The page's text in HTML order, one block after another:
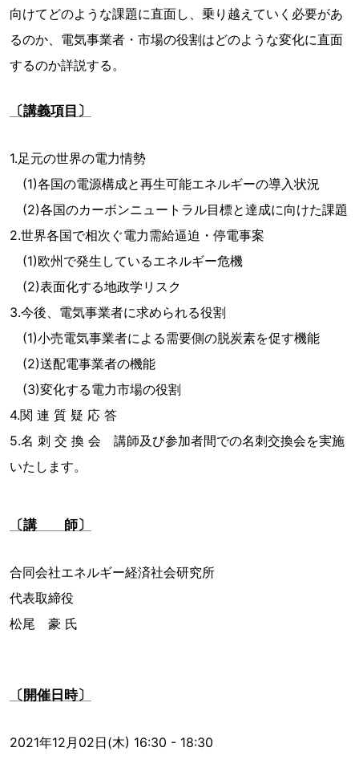
向けてどのような課題に直面し、乗り越えていく必要があ
るのか、電気事業者・市場の役割はどのような変化に直面
するのか詳説する。
〔講義項目〕
1.足元の世界の電力情勢
(1)各国の電源構成と再生可能エネルギーの導入状況
(2)各国のカーボンニュートラル目標と達成に向けた課題
2.世界各国で相次ぐ電力需給逼迫・停電事案
(1)欧州で発生しているエネルギー危機
(2)表面化する地政学リスク
3.今後、電気事業者に求められる役割
(1)小売電気事業者による需要側の脱炭素を促す機能
(2)送配電事業者の機能
(3)変化する電力市場の役割
4.関 連 質 疑 応 答
5.名 刺 交 換 会 講師及び参加者間での名刺交換会を実施
いたします。
〔講 師〕
合同会社エネルギー経済社会研究所
代表取締役
松尾 豪 氏
〔開催日時〕
2021年12月02日(木) 16:30 - 18:30